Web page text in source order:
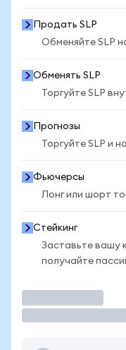
Продать SLP
Обменяйте SLP
Обменять SLP
Торгуйте SLP
Прогнозы
Торгуйте SLP и
Фьючерсы
Лонг или шорт
Стейкинг
Заставьте вашу
получайте